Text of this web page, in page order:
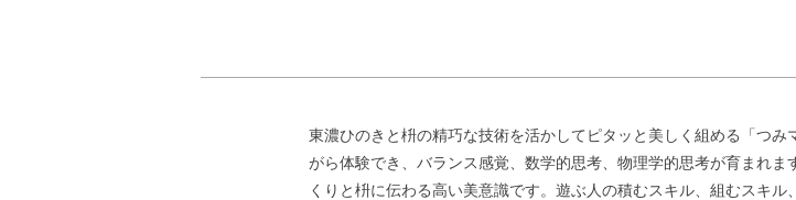
東濃ひのきと枡の精巧な技術を活かしてピタッと美しく組める「つみ
がら体験でき、バランス感覚、数学的思考、物理学的思考が育まれ
くりと枡に伝わる高い美意識です。遊ぶ人の積むスキル、組むスキ